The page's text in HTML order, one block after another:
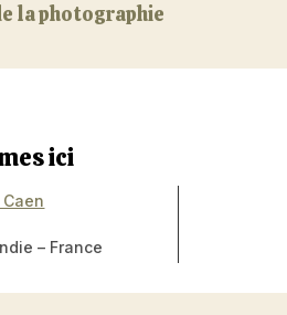
la photographie
ici
– France